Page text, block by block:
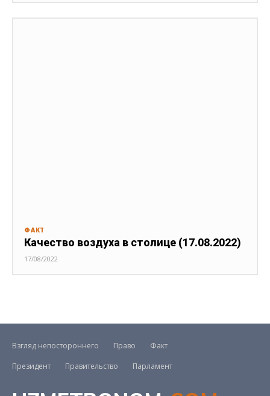
ФАКТ
Качество воздуха в столице (17.08.2022)
17/08/2022
Взгляд непостороннего Право
Факт
Президент
Правительство Парламент